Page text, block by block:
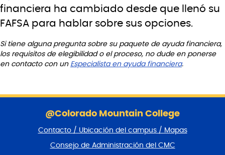
financiera ha cambiado desde que llenó su
FAFSA para hablar sobre sus opciones.
Si tiene alguna pregunta sobre su paquete de ayuda financiera,
los requisitos de elegibilidad o el proceso, no dude en ponerse
en contacto con un Especialista en ayuda financiera.
@Colorado Mountain College
Contacto / Ubicación del campus / Mapas
Consejo de Administración del CMC